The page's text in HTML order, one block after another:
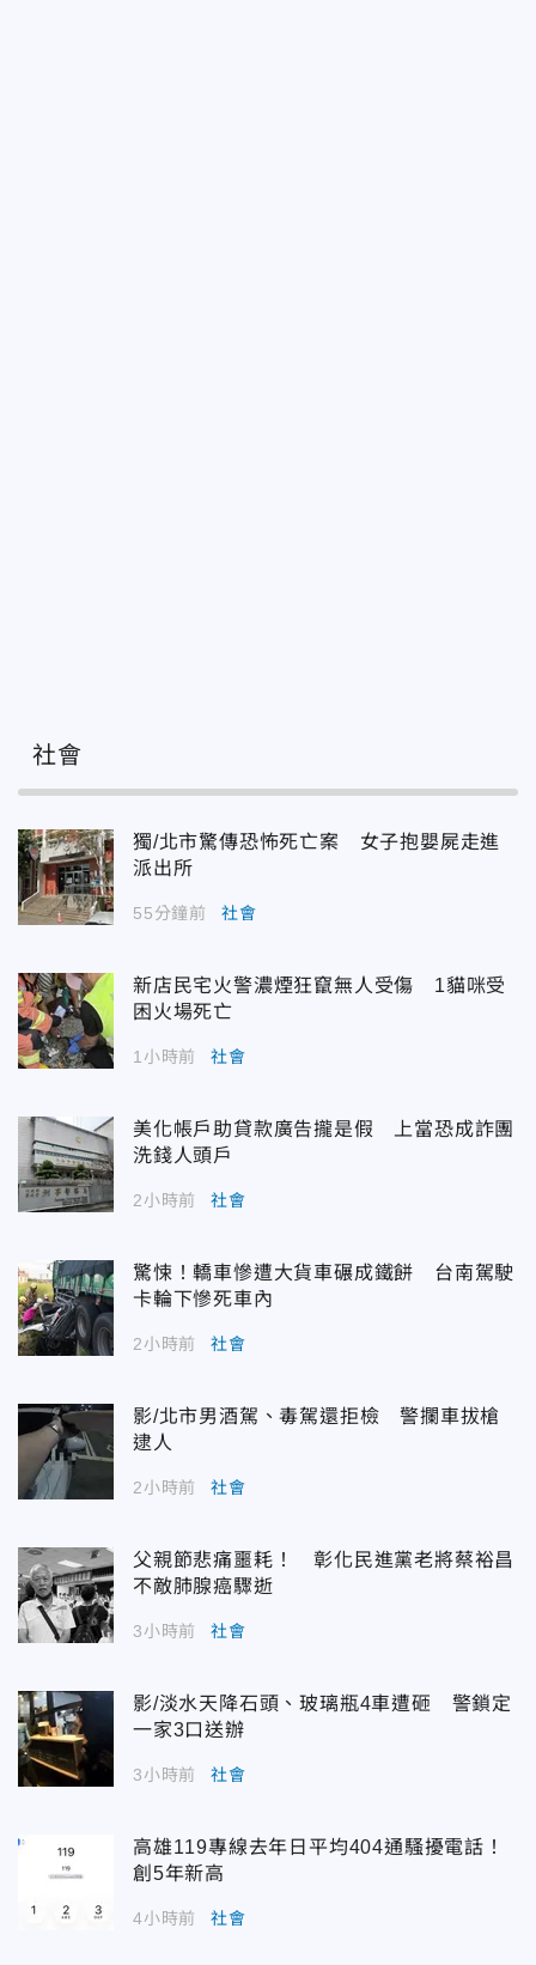
社會
獨/北市驚傳恐怖死亡案 女子抱嬰屍走進
派出所
55分鐘前 社會
新店民宅火警濃煙狂竄無人受傷 1貓咪受
困火場死亡
1小時前 社會
美化帳戶助貸款廣告攏是假 上當恐成詐團
洗錢人頭戶
2小時前 社會
驚悚！轎車慘遭大貨車碾成鐵餅 台南駕駛
卡輪下慘死車內
2小時前 社會
影/北市男酒駕、毒駕還拒檢 警攔車拔槍
逮人
2小時前 社會
父親節悲痛噩耗！ 彰化民進黨老將蔡裕昌
不敵肺腺癌驟逝
3小時前 社會
影/淡水天降石頭、玻璃瓶4車遭砸 警鎖定
一家3口送辦
3小時前 社會
高雄119專線去年日平均404通騷擾電話！
創5年新高
4小時前 社會